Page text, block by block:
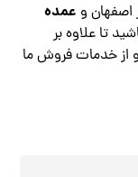
و عمده
تا علاوه بر
از خدمات فروش ما